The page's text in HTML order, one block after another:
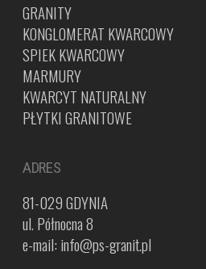
GRANITY
KONGLOMERAT KWARCOWY
SPIEK KWARCOWY
MARMURY
KWARCYT NATURALNY
PŁYTKI GRANITOWE
ADRES
81-029 GDYNIA
ul. Północna 8
e-mail: info@ps-granit.pl